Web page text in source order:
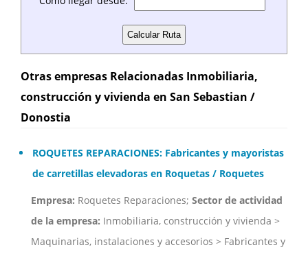
Otras empresas Relacionadas Inmobiliaria,
construcción y vivienda en San Sebastian /
Donostia
ROQUETES REPARACIONES: Fabricantes y mayoristas
de carretillas elevadoras en Roquetas / Roquetes
Empresa: Roquetes Reparaciones; Sector de actividad
de la empresa: Inmobiliaria, construcción y vivienda >
Maquinarias, instalaciones y accesorios > Fabricantes y